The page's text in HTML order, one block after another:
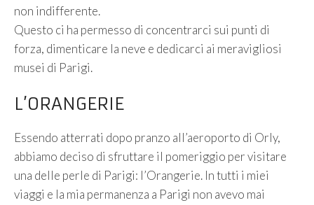
non indifferente.
Questo ci ha permesso di concentrarci sui punti di
forza, dimenticare la neve e dedicarci ai meravigliosi
musei di Parigi.
L’ORANGERIE
Essendo atterrati dopo pranzo all’aeroporto di Orly,
abbiamo deciso di sfruttare il pomeriggio per visitare
una delle perle di Parigi: l’Orangerie. In tutti i miei
viaggi e la mia permanenza a Parigi non avevo mai